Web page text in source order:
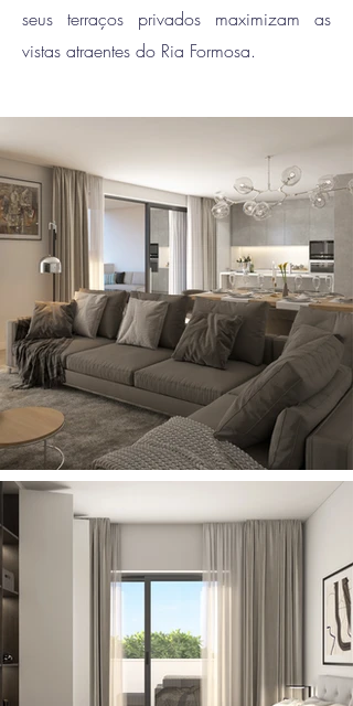
seus terraços privados maximizam as
vistas atraentes do Ria Formosa.